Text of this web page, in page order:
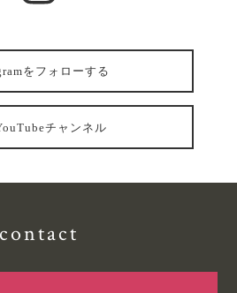
をフォローする
チャンネル
contact